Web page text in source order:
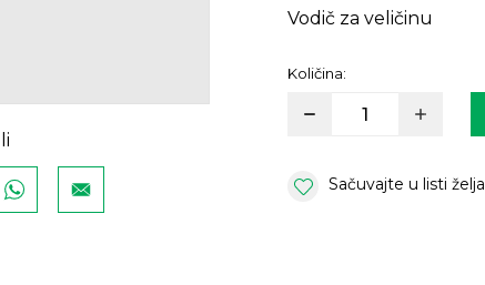
Vodič za veličinu
Količina:
Sačuvajte u listi želja